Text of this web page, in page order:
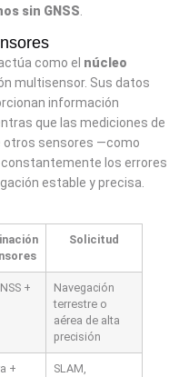
sin GNSS
como el núcleo
multisensor. Sus datos
información
que las mediciones de
otros sensores —como
constantemente los errores
estable y precisa.
Solicitud
+
Navegación
terrestre o
aérea de alta
precisión
+
SLAM,